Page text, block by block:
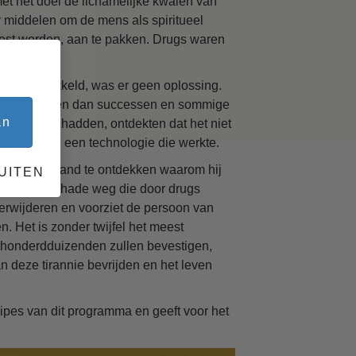
om de mens als spiritueel
worden, aan te pakken. Drugs waren
ontwikkeld, was er geen oplossing.
dan successen en sommige
hadden, ontdekten dat het niet
hen aan een technologie die werkte.
helpt iemand te ontdekken waarom hij
schade weg die door drugs
en voorziet de persoon van
Het is zonder twijfel het meest
zullen bevestigen,
deze tirannie bevrijden en het leven
van dit programma en geeft voor het